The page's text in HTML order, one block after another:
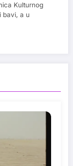
Kulturnog
bavi, a u